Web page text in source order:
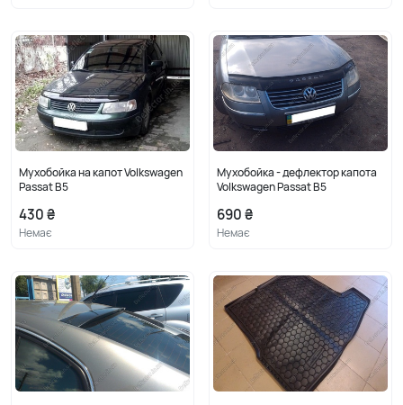
Мухобойка на капот Volkswagen
Passat B5
430 ₴
Немає
Мухобойка - дефлектор капота
Volkswagen Passat B5
690 ₴
Немає